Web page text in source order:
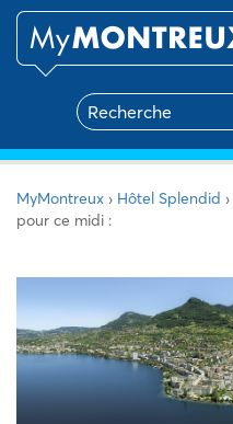
MyMontreux › Hôtel Splendid ›
pour ce midi :